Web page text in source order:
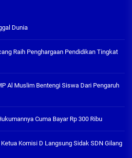
Dunia
Raih Penghargaan Pendidikan Tingkat
Al Muslim Bentengi Siswa Dari Pengaruh
Cuma Bayar Rp 300 Ribu
Komisi D Langsung Sidak SDN Gilang